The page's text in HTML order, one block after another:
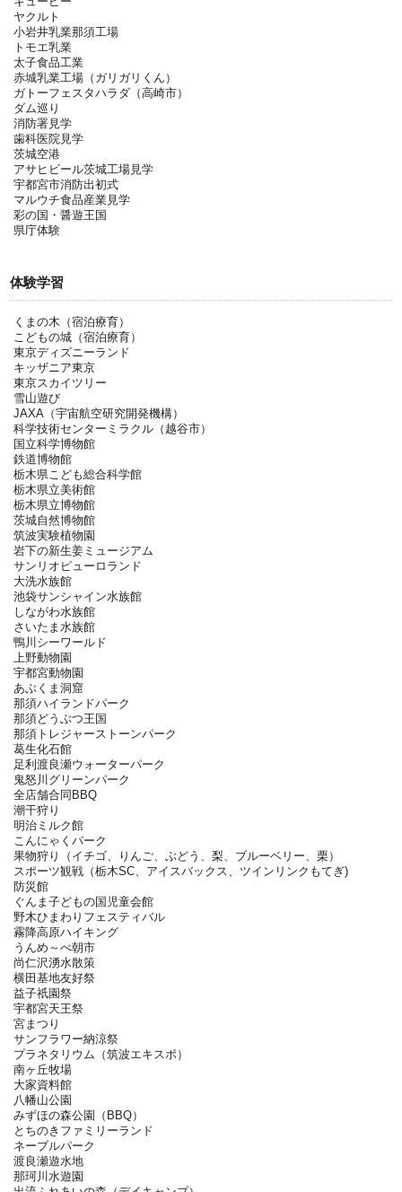
ヤクルト
小岩井乳業那須工場
トモエ乳業
太子食品工業
赤城乳業工場（ガリガリくん）
ガトーフェスタハラダ（高崎市）
ダム巡り
消防署見学
歯科医院見学
茨城空港
アサヒビール茨城工場見学
宇都宮市消防出初式
マルウチ食品産業見学
彩の国・醤遊王国
県庁体験
体験学習
くまの木（宿泊療育）
こどもの城（宿泊療育）
東京ディズニーランド
キッザニア東京
東京スカイツリー
雪山遊び
JAXA（宇宙航空研究開発機構）
科学技術センターミラクル（越谷市）
国立科学博物館
鉄道博物館
栃木県こども総合科学館
栃木県立美術館
栃木県立博物館
茨城自然博物館
筑波実験植物園
岩下の新生姜ミュージアム
サンリオピューロランド
大洗水族館
池袋サンシャイン水族館
しながわ水族館
さいたま水族館
鴨川シーワールド
上野動物園
宇都宮動物園
あぶくま洞窟
那須ハイランドパーク
那須どうぶつ王国
那須トレジャーストーンパーク
葛生化石館
足利渡良瀬ウォーターパーク
鬼怒川グリーンパーク
全店舗合同BBQ
潮干狩り
明治ミルク館
こんにゃくパーク
果物狩り（イチゴ、りんご、ぶどう、梨、ブルーベリー、栗）
スポーツ観戦（栃木SC、アイスバックス、ツインリンクもてぎ)
防災館
ぐんま子どもの国児童会館
野木ひまわりフェスティバル
霧降高原ハイキング
うんめ～べ朝市
尚仁沢湧水散策
横田基地友好祭
益子祇園祭
宇都宮天王祭
宮まつり
サンフラワー納涼祭
プラネタリウム（筑波エキスポ）
南ヶ丘牧場
大家資料館
八幡山公園
みずほの森公園（BBQ）
とちのきファミリーランド
ネーブルパーク
渡良瀬遊水地
那珂川水遊園